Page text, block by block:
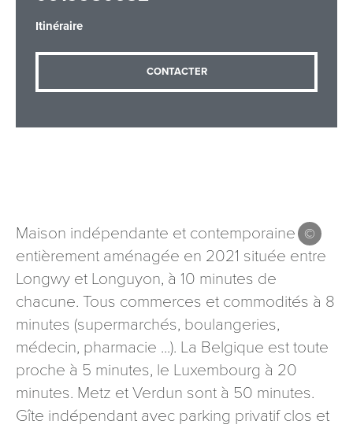
Itinéraire
CONTACTER
Maison indépendante et contemporaine
entièrement aménagée en 2021 située entre
Longwy et Longuyon, à 10 minutes de
chacune. Tous commerces et commodités à 8
minutes (supermarchés, boulangeries,
médecin, pharmacie ...). La Belgique est toute
proche à 5 minutes, le Luxembourg à 20
minutes. Metz et Verdun sont à 50 minutes.
Gîte indépendant avec parking privatif clos et
Les informations recueillies à partir de ce formulaire sont
nécessaires au traitement de votre demande (sauf
mention contraire). Vous disposez d’un droit d’accès, de
rectification et d’opposition aux données vous concernant,
que vous pouvez exercer en adressant une demande par
courriel à tourisme@departement54.fr ou par courrier
signé accompagné de la copie d’un titre d’identité à
l’adresse suivante : Meurthe & Moselle Tourisme - 48
esplanade Jacques-Baudot CO 90019 54035 NANCY
cedex